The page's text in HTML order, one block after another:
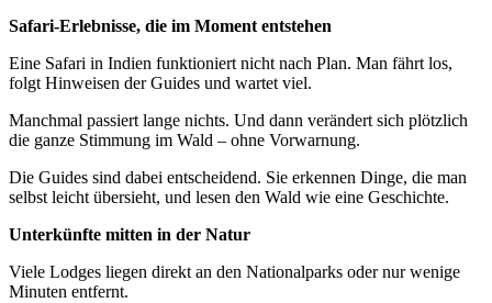
Safari-Erlebnisse, die im Moment entstehen
Eine Safari in Indien funktioniert nicht nach Plan. Man fährt los,
folgt Hinweisen der Guides und wartet viel.
Manchmal passiert lange nichts. Und dann verändert sich plötzlich
die ganze Stimmung im Wald – ohne Vorwarnung.
Die Guides sind dabei entscheidend. Sie erkennen Dinge, die man
selbst leicht übersieht, und lesen den Wald wie eine Geschichte.
Unterkünfte mitten in der Natur
Viele Lodges liegen direkt an den Nationalparks oder nur wenige
Minuten entfernt.